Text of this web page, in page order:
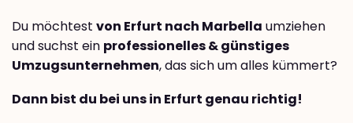
Du möchtest von Erfurt nach Marbella umziehen
und suchst ein professionelles & günstiges
Umzugsunternehmen, das sich um alles kümmert?
Dann bist du bei uns in Erfurt genau richtig!